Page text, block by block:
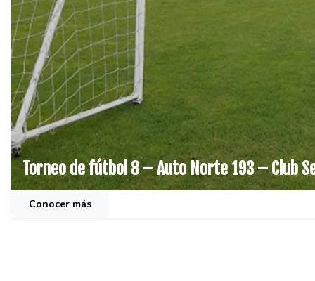
Torneo de fútbol 8 – Auto Norte 193 – Club
Conocer más